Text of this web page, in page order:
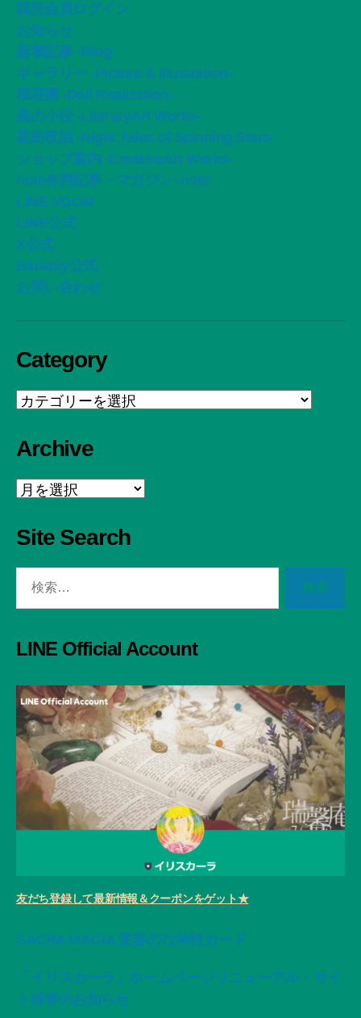
購読会員ログイン
お知らせ
新着記事 -Blog-
ギャラリー -Picture & Illustration-
桜荘園 -Doll Realization-
風の小径 -LiteraryArt Works-
星紡夜話 -Night Tales of Spinning Stars-
ショップ案内 -CreativeArt Works-
note有料記事・マガジン -note
LINE VOOM
LINE公式
X公式
Bluesky公式
お問い合わせ
Category
Category
Archive
Archive
Site Search
LINE Official Account
友だち登録して最新情報＆クーポンをゲット★
SACRA MAGIA 変容の72神性カード
「イリスカーラ」ホームページリニューアル・サイ
ト移管のお知らせ